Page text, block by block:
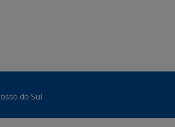
do Sul